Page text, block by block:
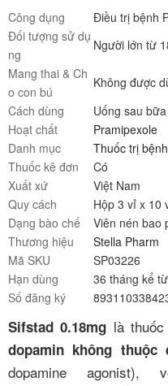
Công dụng
Điều trị bệnh
Đối tượng sử dụ
ng
Người lớn từ
Mang thai & Ch
o con bú
Không được
Cách dùng
Uống sau
Hoạt chất
Pramipexole
Danh mục
Thuốc trị
Thuốc kê đơn
Có
Xuất xứ
Việt Nam
Quy cách
Hộp 3 vỉ x 10
Dạng bào chế
Viên nén bao
Thương hiệu
Stella Pharm
Mã SKU
SP03226
Hạn dùng
36 tháng kể
Số đăng ký
Sifstad 0.18mg là
dopamin không thuộc
dopamine